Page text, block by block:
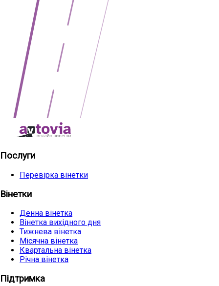
Послуги
Перевірка вінетки
Вінетки
Денна вінетка
Вінетка вихідного дня
Тижнева вінетка
Місячна вінетка
Квартальна вінетка
Річна вінетка
Підтримка